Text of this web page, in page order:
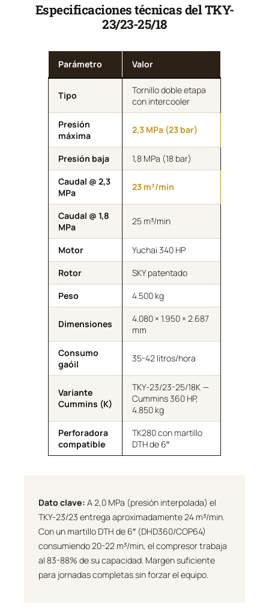
Especificaciones técnicas del TKY-
23/23-25/18
Parámetro Valor
Tipo
Tornillo doble etapa
con intercooler
Presión
máxima
2,3 MPa (23 bar)
Presión baja
1,8 MPa (18 bar)
Caudal @ 2,3
MPa
23 m³/min
Caudal @ 1,8
MPa
25 m³/min
Motor
Yuchai 340 HP
Rotor
SKY patentado
Peso
4.500 kg
Dimensiones
4.080 × 1.950 × 2.687
mm
Consumo
gaóil
35-42 litros/hora
Variante
Cummins (K)
TKY-23/23-25/18K —
Cummins 360 HP,
4.850 kg
Perforadora
compatible
TK280 con martillo
DTH de 6″
Dato clave: A 2,0 MPa (presión interpolada) el
TKY-23/23 entrega aproximadamente 24 m³/min.
Con un martillo DTH de 6″ (DHD360/COP64)
consumiendo 20-22 m³/min, el compresor trabaja
al 83-88% de su capacidad. Margen suficiente
para jornadas completas sin forzar el equipo.